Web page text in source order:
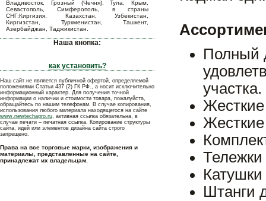
Владивосток, Грозный (Чечня), Тула, Крым,
Севастополь, Симферополь, в страны
СНГ:Киргизия, Казахстан, Узбекистан,
Киргизстан, Туркменистан, Ташкент,
Азербайджан, Таджикистан.
Наша кнопка:
как установить?
Наш сайт не является публичной офертой, определяемой
положениями Статьи 437 (2) ГК РФ., а носит исключительно
информационный характер. Для получения точной
информации о наличии и стоимости товара, пожалуйста,
обращайтесь по нашим телефонам. В случае копирования,
использования любого материала находящегося на сайте
www.newtechagro.ru, активная ссылка обязательна, в
случае печати – печатная ссылка. Копирование структуры
сайта, идей или элементов дизайна сайта строго
запрещено.
Права на все торговые марки, изображения и
материалы, представленные на сайте,
принадлежат их владельцам.
Полный
участка.
Штанги